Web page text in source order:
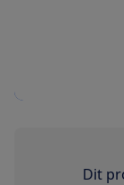
Dit